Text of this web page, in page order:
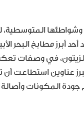
وشواطئها
أحد أبرز مطابخ
الزيتون، في وصفات
عناوين استطاعت
جودة المكونات